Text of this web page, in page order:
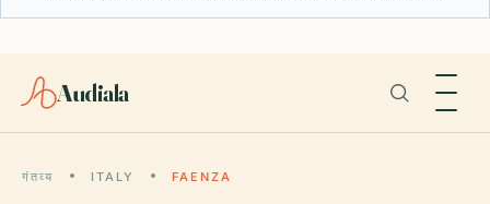
Audiala
गंतव्य ITALY FAENZA